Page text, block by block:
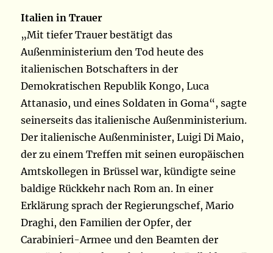
Italien in Trauer
„Mit tiefer Trauer bestätigt das
Außenministerium den Tod heute des
italienischen Botschafters in der
Demokratischen Republik Kongo, Luca
Attanasio, und eines Soldaten in Goma“, sagte
seinerseits das italienische Außenministerium.
Der italienische Außenminister, Luigi Di Maio,
der zu einem Treffen mit seinen europäischen
Amtskollegen in Brüssel war, kündigte seine
baldige Rückkehr nach Rom an. In einer
Erklärung sprach der Regierungschef, Mario
Draghi, den Familien der Opfer, der
Carabinieri-Armee und den Beamten der